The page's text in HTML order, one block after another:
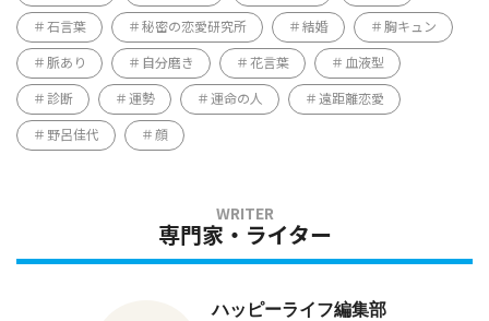
石言葉 秘密の恋愛研究所 結婚 胸キュン
脈あり 自分磨き 花言葉 血液型
診断 運勢 運命の人 遠距離恋愛
野呂佳代 顔
専門家・ライター
ハッピーライフ編集部